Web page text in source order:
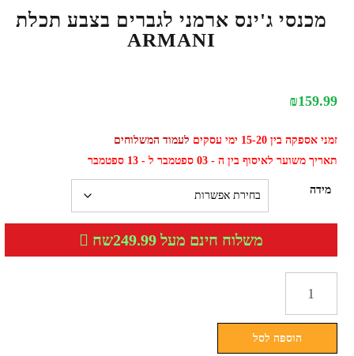
מכנסי ג'ינס ארמני לגברים בצבע תכלת
ARMANI
₪159.99
זמני אספקה בין 15-20 ימי עסקים
לעמוד המשלוחים
תאריך משוער לאיסוף בין ה - 03 ספטמבר ל - 13 ספטמבר
מידה
משלוח חינם מעל 249.99שח
מכנסי
הוספה לסל